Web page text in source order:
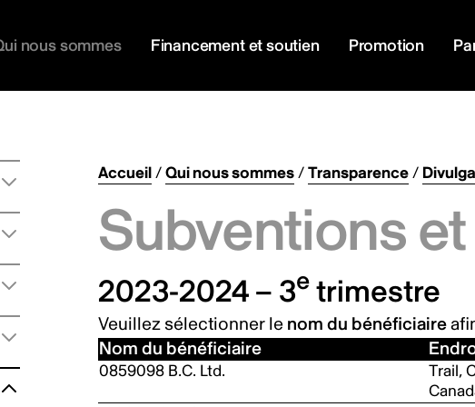
nous sommes Financement et soutien Promotion
Accueil/Qui nous sommes/Transparence/
Subventions
2023-2024 – 3e trimestre
Veuillez sélectionner le nom du bénéficiaire
Nom du bénéficiaire
0859098 B.C. Ltd.
Trail,